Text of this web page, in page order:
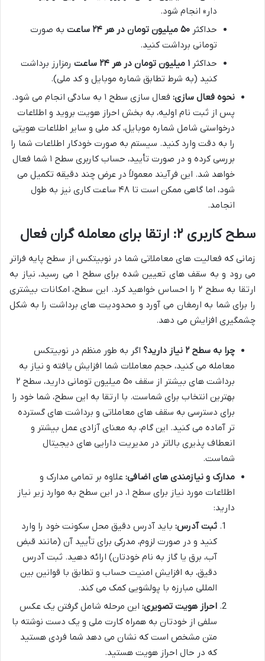
دار» انجام شود.
حداکثر ۵۰ میلیون تومان در هر ۲۴ ساعت
به صورت
تومانی برداشت کنید.
حداکثر ۱ میلیون تومان در هر ۲۴ ساعت
رمزارز برداشت
کنید (به شرط تطابق شماره موبایل و کد ملی).
نحوه فعال سازی:
فعال سازی سطح ۱ به سادگی انجام می شود.
پس از ثبت نام اولیه، به بخش احراز هویت بروید و اطلاعات
درخواستی شامل شماره موبایل، کد ملی و سایر اطلاعات هویتی
را به دقت وارد کنید. سیستم به صورت خودکار اطلاعات شما را
بررسی کرده و در صورت تأیید، حساب کاربری سطح ۱ شما فعال
خواهد شد. این فرآیند معمولاً در عرض چند دقیقه تکمیل می
شود، اما گاهی ممکن است تا ۴۸ ساعت کاری نیز به طول
انجامد.
سطح کاربری ۲: ارتقا برای معامله گران فعال
زمانی که فعالیت های معاملاتی شما در نوبیتکس از سطح پایه فراتر
می رود و به سقف های تعیین شده برای سطح ۱ می رسید، نیاز به
ارتقا به سطح ۲ را احساس خواهید کرد. این سطح، امکانات بیشتری
را برای شما به ارمغان می آورد و محدودیت های برداشت را به شکل
چشمگیری افزایش می دهد.
چرا به سطح ۲ نیاز دارید؟
اگر به طور منظم در نوبیتکس
معامله می کنید، حجم معاملات شما افزایش یافته و نیاز به
برداشت های بیشتر از سقف ۵۰ میلیون تومانی دارید، سطح ۲
بهترین انتخاب برای شماست. با ارتقا به این سطح، شما خود را
برای دسترسی به سقف های معاملاتی و برداشت های گسترده
تر آماده می کنید. این گام، به معنای آزادی عمل بیشتر و
انعطاف پذیری بالاتر در مدیریت دارایی های دیجیتال
شماست.
مدارک و نیازمندی های اضافی: علاوه بر تمامی مدارک و
اطلاعات مورد نیاز برای سطح ۱، در این سطح به موارد زیر نیاز
دارید:
ثبت آدرس: باید آدرس دقیق محل سکونت خود را وارد
کنید و در صورت لزوم، مدرکی برای تأیید آن (مانند قبض
آب، برق یا گاز به نام خودتان) ارائه دهید. ثبت آدرس
دقیق، به افزایش امنیت حساب و تطابق با قوانین بین
المللی مبارزه با پولشویی کمک می کند.
احراز هویت تصویری: این مرحله شامل گرفتن یک عکس
سلفی از خودتان به همراه کارت ملی و یک دست نوشته با
متن مشخص است که نشان می دهد شما فردی هستید
که در حال احراز هویت هستید.